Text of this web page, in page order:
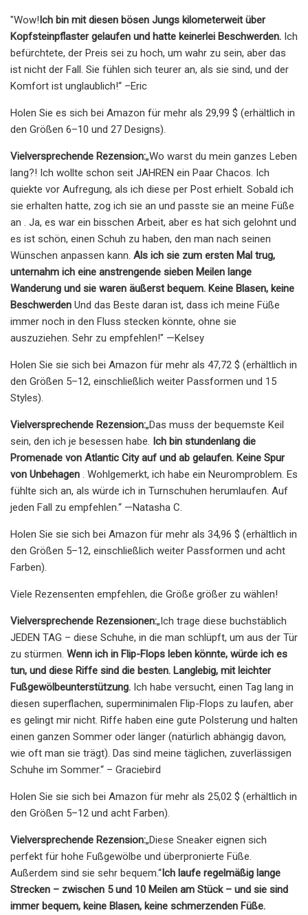
"Wow!Ich bin mit diesen bösen Jungs kilometerweit über
Kopfsteinpflaster gelaufen und hatte keinerlei Beschwerden. Ich
befürchtete, der Preis sei zu hoch, um wahr zu sein, aber das
ist nicht der Fall. Sie fühlen sich teurer an, als sie sind, und der
Komfort ist unglaublich!“ –Eric
Holen Sie es sich bei Amazon für mehr als 29,99 $ (erhältlich in
den Größen 6–10 und 27 Designs).
Vielversprechende Rezension:„Wo warst du mein ganzes Leben
lang?! Ich wollte schon seit JAHREN ein Paar Chacos. Ich
quiekte vor Aufregung, als ich diese per Post erhielt. Sobald ich
sie erhalten hatte, zog ich sie an und passte sie an meine Füße
an . Ja, es war ein bisschen Arbeit, aber es hat sich gelohnt und
es ist schön, einen Schuh zu haben, den man nach seinen
Wünschen anpassen kann. Als ich sie zum ersten Mal trug,
unternahm ich eine anstrengende sieben Meilen lange
Wanderung und sie waren äußerst bequem. Keine Blasen, keine
Beschwerden Und das Beste daran ist, dass ich meine Füße
immer noch in den Fluss stecken könnte, ohne sie
auszuziehen. Sehr zu empfehlen!" —Kelsey
Holen Sie sie sich bei Amazon für mehr als 47,72 $ (erhältlich in
den Größen 5–12, einschließlich weiter Passformen und 15
Styles).
Vielversprechende Rezension:„Das muss der bequemste Keil
sein, den ich je besessen habe. Ich bin stundenlang die
Promenade von Atlantic City auf und ab gelaufen. Keine Spur
von Unbehagen . Wohlgemerkt, ich habe ein Neuromproblem. Es
fühlte sich an, als würde ich in Turnschuhen herumlaufen. Auf
jeden Fall zu empfehlen.“ —Natasha C.
Holen Sie sie sich bei Amazon für mehr als 34,96 $ (erhältlich in
den Größen 5–12, einschließlich weiter Passformen und acht
Farben).
Viele Rezensenten empfehlen, die Größe größer zu wählen!
Vielversprechende Rezensionen:„Ich trage diese buchstäblich
JEDEN TAG – diese Schuhe, in die man schlüpft, um aus der Tür
zu stürmen. Wenn ich in Flip-Flops leben könnte, würde ich es
tun, und diese Riffe sind die besten. Langlebig, mit leichter
Fußgewölbeunterstützung. Ich habe versucht, einen Tag lang in
diesen superflachen, superminimalen Flip-Flops zu laufen, aber
es gelingt mir nicht. Riffe haben eine gute Polsterung und halten
einen ganzen Sommer oder länger (natürlich abhängig davon,
wie oft man sie trägt). Das sind meine täglichen, zuverlässigen
Schuhe im Sommer.“ – Graciebird
Holen Sie sie sich bei Amazon für mehr als 25,02 $ (erhältlich in
den Größen 5–12 und acht Farben).
Vielversprechende Rezension:„Diese Sneaker eignen sich
perfekt für hohe Fußgewölbe und überpronierte Füße.
Außerdem sind sie sehr bequem.“Ich laufe regelmäßig lange
Strecken – zwischen 5 und 10 Meilen am Stück – und sie sind
immer bequem, keine Blasen, keine schmerzenden Füße.